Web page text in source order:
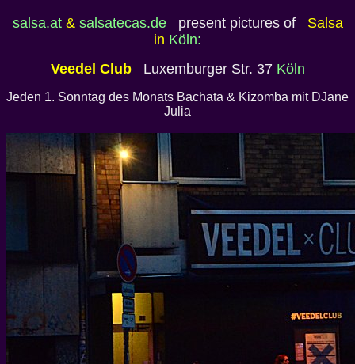
salsa.at& salsatecas.depresent pictures of
Salsa
in Köln:
Veedel Club
Luxemburger Str. 37 Köln
Jeden 1. Sonntag des Monats Bachata & Kizomba mit DJane
Julia